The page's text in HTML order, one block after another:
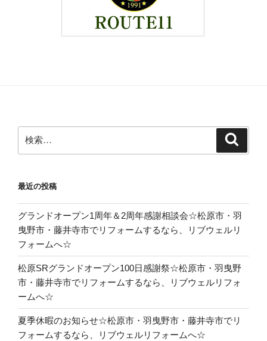
索:
最近の投稿
グランドオープン1周年＆2周年感謝相談会☆松原市・羽
曳野市・藤井寺市でリフォームするなら、リブウェルリ
フォームへ☆
松原SRグランドオープン100日感謝祭☆松原市・羽曳野
市・藤井寺市でリフォームするなら、リブウェルリフォ
ームへ☆
夏季休暇のお知らせ☆松原市・羽曳野市・藤井寺市でリ
フォームするなら、リブウェルリフォームへ☆